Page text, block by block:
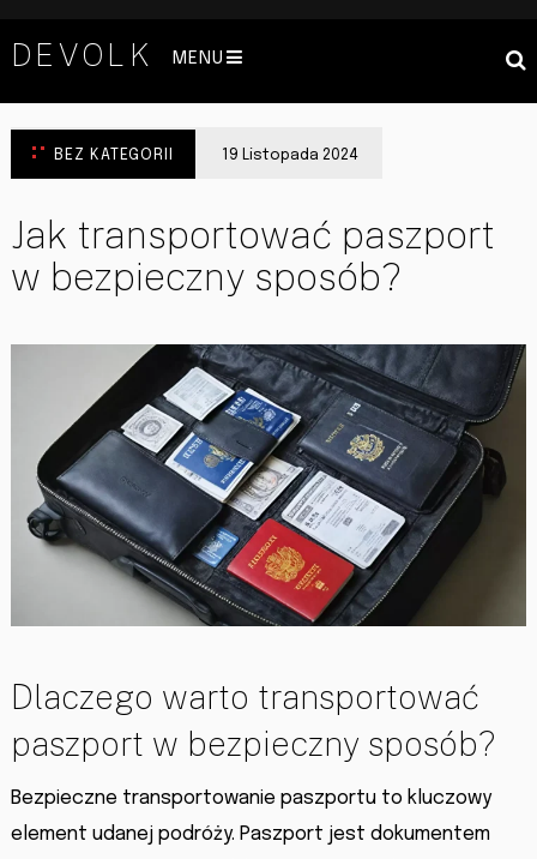
DEVOLK MENU
BEZ KATEGORII 19 Listopada 2024
Jak transportować paszport
w bezpieczny sposób?
Dlaczego warto transportować
paszport w bezpieczny sposób?
Bezpieczne transportowanie paszportu to kluczowy
element udanej podróży. Paszport jest dokumentem